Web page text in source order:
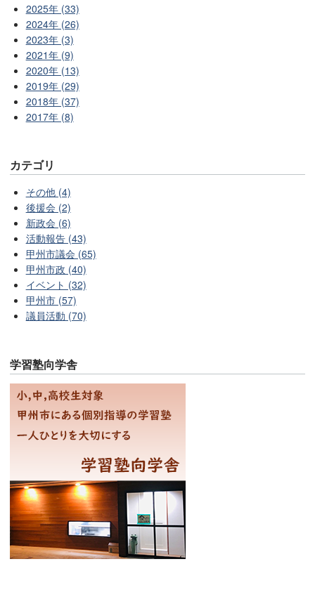
2025年 (33)
2024年 (26)
2023年 (3)
2021年 (9)
2020年 (13)
2019年 (29)
2018年 (37)
2017年 (8)
カテゴリ
その他 (4)
後援会 (2)
新政会 (6)
活動報告 (43)
甲州市議会 (65)
甲州市政 (40)
イベント (32)
甲州市 (57)
議員活動 (70)
学習塾向学舎